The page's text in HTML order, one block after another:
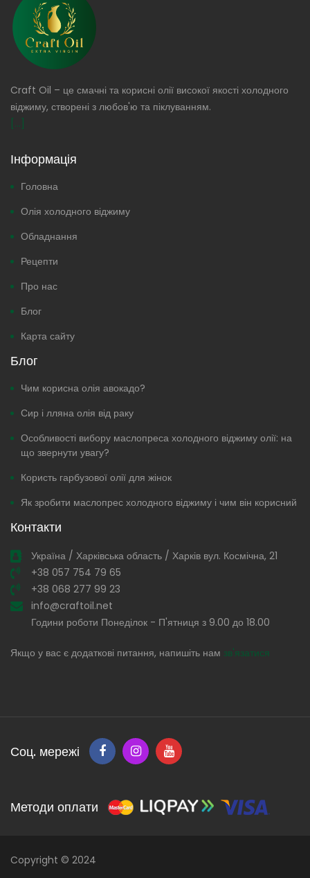
Craft Oil – це смачні та корисні олії високої якості холодного
віджиму, створені з любов'ю та піклуванням.
[...]
Інформація
Головна
Олія холодного віджиму
Обладнання
Рецепти
Про нас
Блог
Карта сайту
Блог
Чим корисна олія авокадо?
Сир і лляна олія від раку
Особливості вибору маслопреса холодного віджиму олії: на
що звернути увагу?
Користь гарбузової олії для жінок
Як зробити маслопрес холодного віджиму і чим він корисний
Контакти
Україна / Харківська область / Харків вул. Космічна, 21
+38 057 754 79 65
+38 068 277 99 23
info@craftoil.net
Години роботи Понеділок - П'ятниця з 9.00 до 18.00
Якщо у вас є додаткові питання, напишіть нам зв'язатися
Соц. мережі
Методи оплати
Copyright © 2024